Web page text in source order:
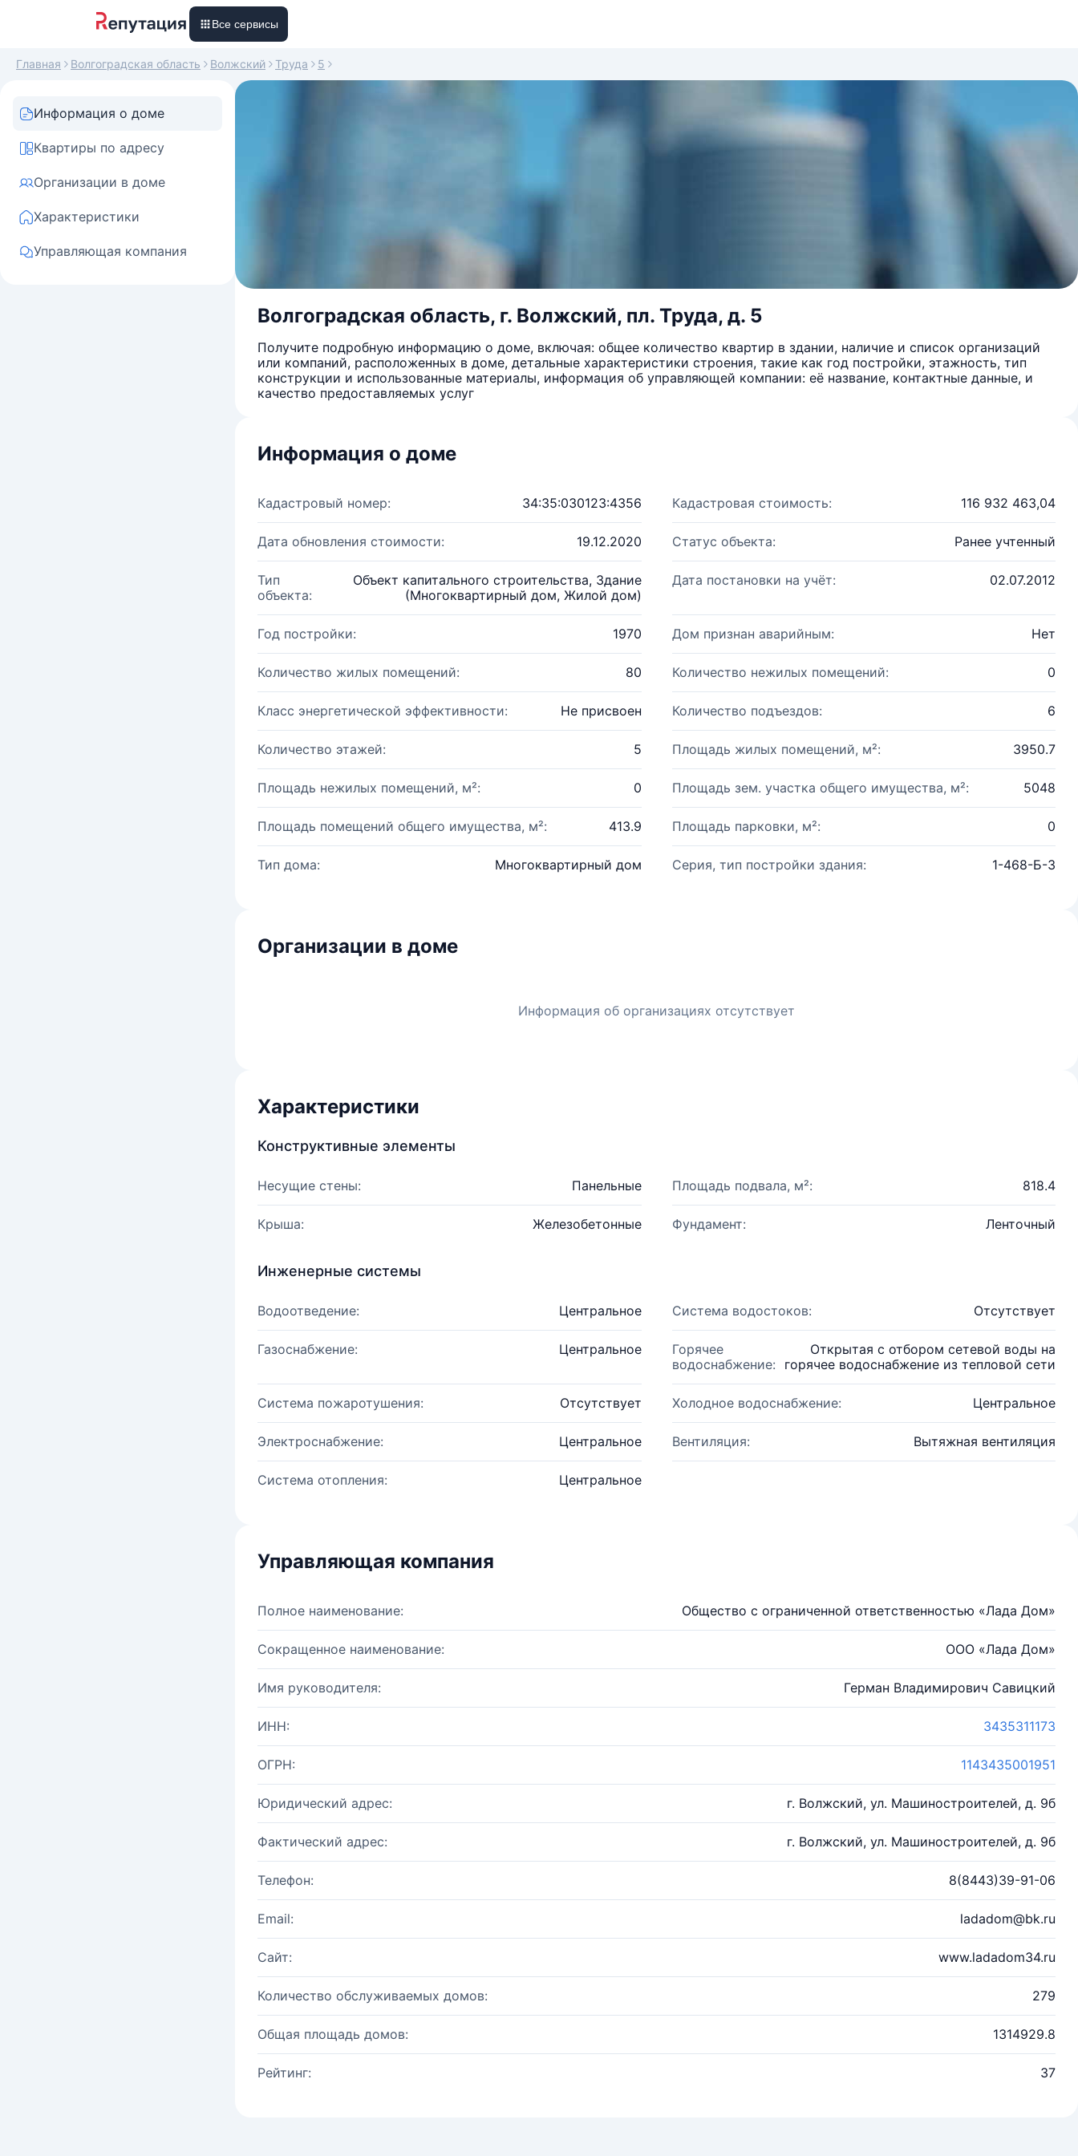
Все сервисы
Главная Волгоградская область Волжский Труда 5
Информация о доме
Квартиры по адресу
Организации в доме
Характеристики
Управляющая компания
Волгоградская область, г. Волжский, пл. Труда, д. 5
Получите подробную информацию о доме, включая: общее количество квартир в здании, наличие и список организаций
или компаний, расположенных в доме, детальные характеристики строения, такие как год постройки, этажность, тип
конструкции и использованные материалы, информация об управляющей компании: её название, контактные данные, и
качество предоставляемых услуг
Информация о доме
Кадастровый номер: 34:35:030123:4356 Кадастровая стоимость: 116 932 463,04
Дата обновления стоимости: 19.12.2020 Статус объекта: Ранее учтенный
Тип
объекта:
Объект капитального строительства, Здание
(Многоквартирный дом, Жилой дом)
Дата постановки на учёт: 02.07.2012
Год постройки: 1970 Дом признан аварийным: Нет
Количество жилых помещений: 80 Количество нежилых помещений: 0
Класс энергетической эффективности: Не присвоен Количество подъездов: 6
Количество этажей: 5 Площадь жилых помещений, м²: 3950.7
Площадь нежилых помещений, м²: 0 Площадь зем. участка общего имущества, м²: 5048
Площадь помещений общего имущества, м²: 413.9 Площадь парковки, м²: 0
Тип дома: Многоквартирный дом Серия, тип постройки здания: 1-468-Б-3
Организации в доме
Информация об организациях отсутствует
Характеристики
Конструктивные элементы
Несущие стены: Панельные Площадь подвала, м²: 818.4
Крыша: Железобетонные Фундамент: Ленточный
Инженерные системы
Водоотведение: Центральное Система водостоков: Отсутствует
Газоснабжение: Центральное
Горячее
водоснабжение:
Открытая с отбором сетевой воды на
горячее водоснабжение из тепловой сети
Система пожаротушения: Отсутствует Холодное водоснабжение: Центральное
Электроснабжение: Центральное Вентиляция: Вытяжная вентиляция
Система отопления: Центральное
Управляющая компания
Полное наименование: Общество с ограниченной ответственностью «Лада Дом»
Сокращенное наименование: ООО «Лада Дом»
Имя руководителя: Герман Владимирович Савицкий
ИНН: 3435311173
ОГРН: 1143435001951
Юридический адрес: г. Волжский, ул. Машиностроителей, д. 9б
Фактический адрес: г. Волжский, ул. Машиностроителей, д. 9б
Телефон: 8(8443)39-91-06
Email: ladadom@bk.ru
Сайт: www.ladadom34.ru
Количество обслуживаемых домов: 279
Общая площадь домов: 1314929.8
Рейтинг: 37